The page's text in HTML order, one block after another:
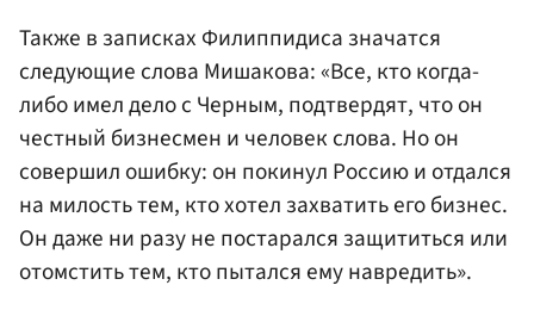
Также в записках Филиппидиса значатся
следующие слова Мишакова: «Все, кто когда-
либо имел дело с Черным, подтвердят, что он
честный бизнесмен и человек слова. Но он
совершил ошибку: он покинул Россию и отдался
на милость тем, кто хотел захватить его бизнес.
Он даже ни разу не постарался защититься или
отомстить тем, кто пытался ему навредить».